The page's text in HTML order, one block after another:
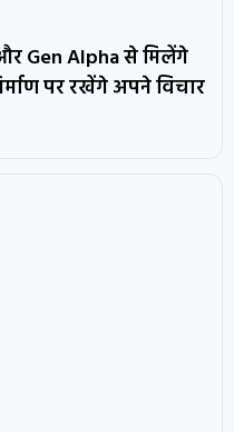
Gen Alpha से मिलेंगे
पर रखेंगे अपने विचार